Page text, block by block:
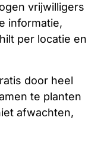
vrijwilligers
informatie,
per locatie en
door heel
te planten
afwachten,